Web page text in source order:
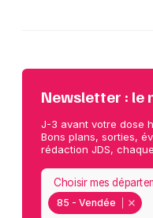
Newsletter : le
J-3 avant votre dose
Bons plans, sorties,
rédaction JDS,
85 - Vendée
Choisir mes